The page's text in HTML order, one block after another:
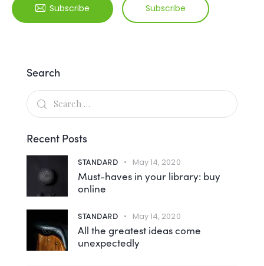
Subscribe Subscribe
Search
Recent Posts
STANDARD May 14, 2020
Must-haves in your library: buy
online
STANDARD May 14, 2020
All the greatest ideas come
unexpectedly